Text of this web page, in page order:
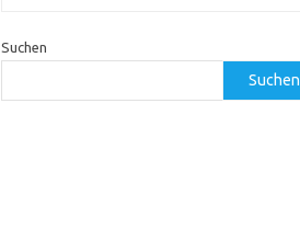
Suchen
Suchen